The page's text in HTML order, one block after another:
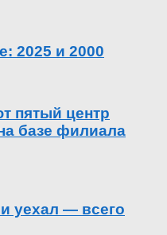
2025 и 2000
пятый центр
базе филиала
уехал — всего